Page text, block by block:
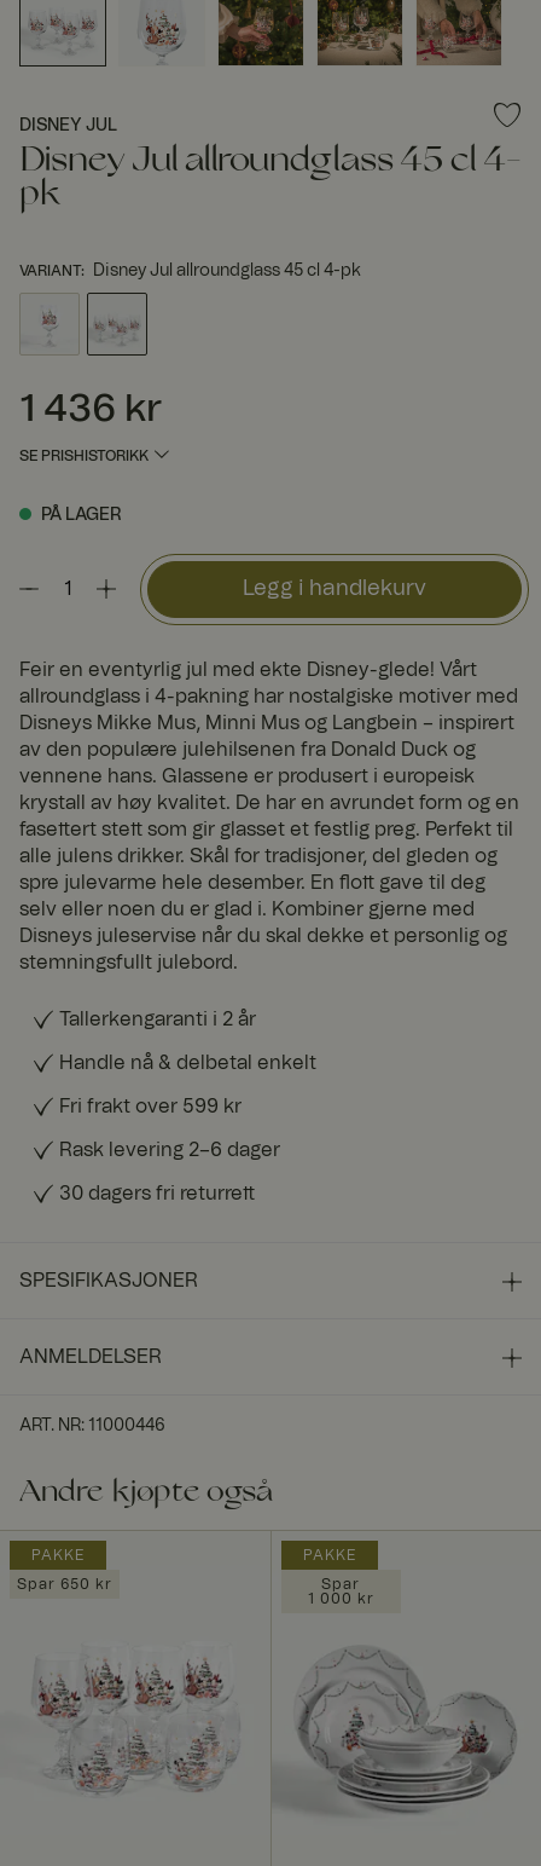
DISNEY JUL
Disney Jul allroundglass 45 cl 4-
pk
VARIANT: Disney Jul allroundglass 45 cl 4-pk
Pris: 1 436 kr
1 436 kr
SE PRISHISTORIKK
PÅ LAGER
Legg i handlekurv
Feir en eventyrlig jul med ekte Disney-glede! Vårt
allroundglass i 4-pakning har nostalgiske motiver med
Disneys Mikke Mus, Minni Mus og Langbein – inspirert
av den populære julehilsenen fra Donald Duck og
vennene hans. Glassene er produsert i europeisk
krystall av høy kvalitet. De har en avrundet form og en
fasettert stett som gir glasset et festlig preg. Perfekt til
alle julens drikker. Skål for tradisjoner, del gleden og
spre julevarme hele desember. En flott gave til deg
selv eller noen du er glad i. Kombiner gjerne med
Disneys juleservise når du skal dekke et personlig og
stemningsfullt julebord.
Tallerkengaranti i 2 år
Handle nå & delbetal enkelt
Fri frakt over 599 kr
Rask levering 2–6 dager
30 dagers fri returrett
SPESIFIKASJONER
ANMELDELSER
ART. NR: 11000446
Andre kjøpte også
PAKKE
Spar 650 kr
PAKKE
Spar
1 000 kr